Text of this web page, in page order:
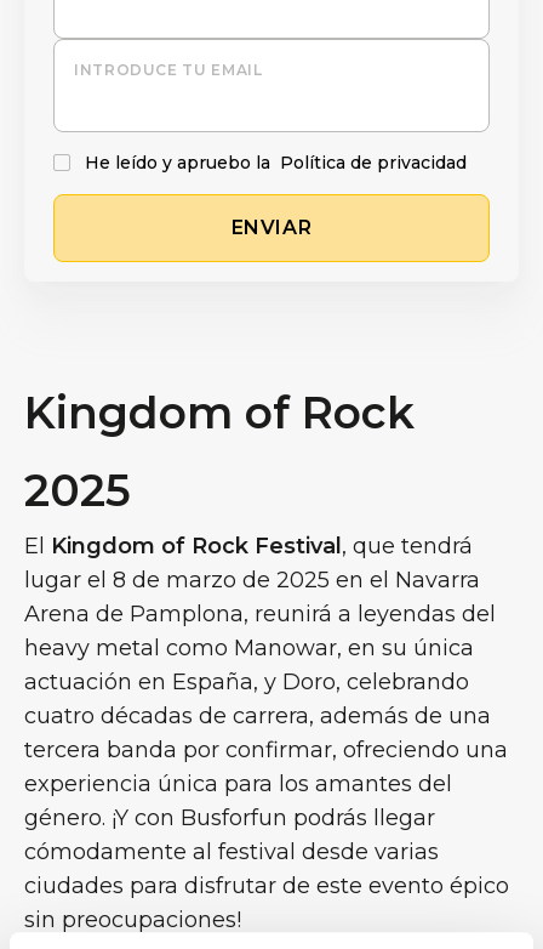
INTRODUCE TU EMAIL
He leído y apruebo la Política de privacidad
ENVIAR
Kingdom of Rock
2025
El Kingdom of Rock Festival , que tendrá
lugar el 8 de marzo de 2025 en el Navarra
Arena de Pamplona, reunirá a leyendas del
heavy metal como Manowar, en su única
actuación en España, y Doro, celebrando
cuatro décadas de carrera, además de una
tercera banda por confirmar, ofreciendo una
experiencia única para los amantes del
género. ¡Y con Busforfun podrás llegar
cómodamente al festival desde varias
ciudades para disfrutar de este evento épico
sin preocupaciones!